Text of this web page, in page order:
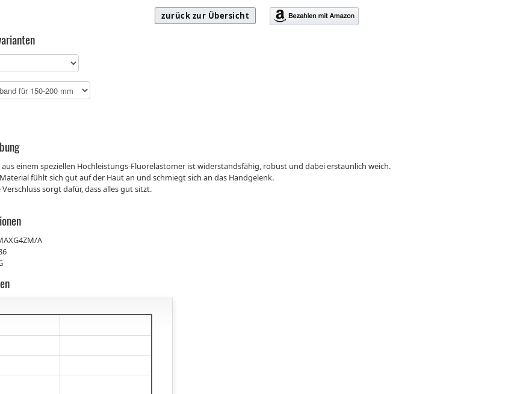
zurück zur Übersicht
einem speziellen Hochleistungs-Fluorelastomer ist widerstandsfähig, robust und dabei erstaunlich weich.
fühlt sich gut auf der Haut an und schmiegt sich an das Handgelenk.
sorgt dafür, dass alles gut sitzt.
A